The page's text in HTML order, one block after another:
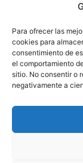
Para ofrecer las
cookies para
consentimiento de
el comportamiento
sitio. No consentir o
negativamente a